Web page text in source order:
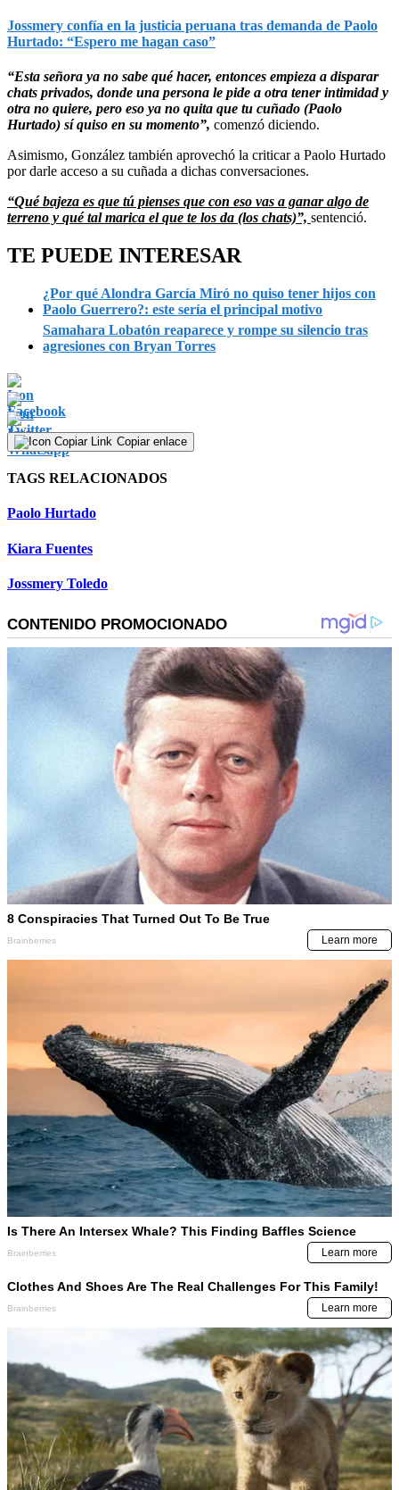
Jossmery confía en la justicia peruana tras demanda de Paolo
Hurtado: “Espero me hagan caso”
“Esta señora ya no sabe qué hacer, entonces empieza a disparar
chats privados, donde una persona le pide a otra tener intimidad y
otra no quiere, pero eso ya no quita que tu cuñado (Paolo
Hurtado) sí quiso en su momento”, comenzó diciendo.
Asimismo, González también aprovechó la criticar a Paolo Hurtado
por darle acceso a su cuñada a dichas conversaciones.
“Qué bajeza es que tú pienses que con eso vas a ganar algo de
terreno y qué tal marica el que te los da (los chats)”, sentenció.
TE PUEDE INTERESAR
¿Por qué Alondra García Miró no quiso tener hijos con
Paolo Guerrero?: este sería el principal motivo
Samahara Lobatón reaparece y rompe su silencio tras
agresiones con Bryan Torres
Copiar enlace
TAGS RELACIONADOS
Paolo Hurtado
Kiara Fuentes
Jossmery Toledo